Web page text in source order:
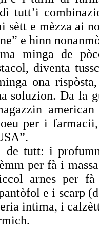
tutt’i
sètt e mèzza ai
e hinn
minga de
diventa
ona
soluzion. Da la
per i
de tutt: i
per fài
arnes per
e i scarp
intima, i